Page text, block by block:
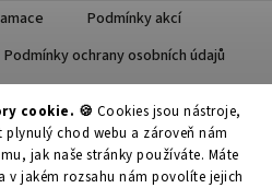
cookie. 🍪 Cookies jsou nástroje,
chod webu a zároveň nám
jak naše stránky používáte. Máte
jakém rozsahu nám povolíte jejich
Podmínky akcí
Podmínky ochrany osobních údajů